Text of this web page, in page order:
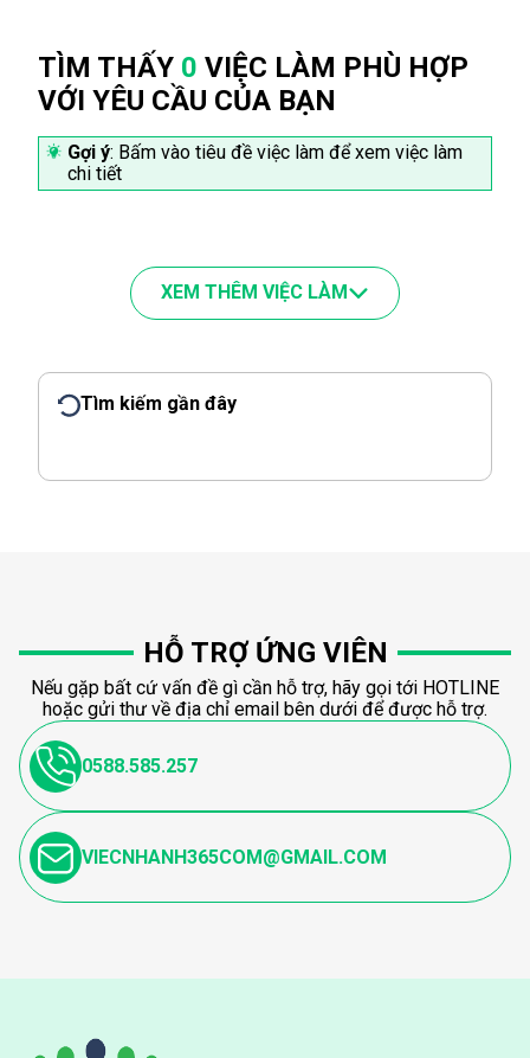
TÌM THẤY 0 VIỆC LÀM PHÙ HỢP
VỚI YÊU CẦU CỦA BẠN
Gợi ý: Bấm vào tiêu đề việc làm để xem việc làm
chi tiết
XEM THÊM VIỆC LÀM
Tìm kiếm gần đây
HỖ TRỢ ỨNG VIÊN
Nếu gặp bất cứ vấn đề gì cần hỗ trợ, hãy gọi tới HOTLINE
hoặc gửi thư về địa chỉ email bên dưới để được hỗ trợ.
0588.585.257
VIECNHANH365COM@GMAIL.COM